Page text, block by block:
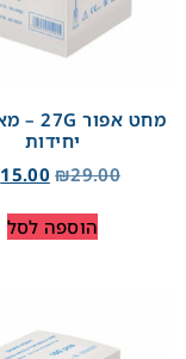
יחידות
₪29.00
15.00
הוספה לסל